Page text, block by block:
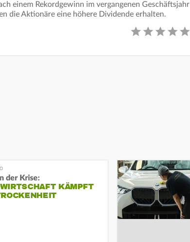
einem Rekordgewinn im vergangenen Geschäftsjahr
die Aktionäre eine höhere Dividende erhalten.
der Krise:
KÄMPFT